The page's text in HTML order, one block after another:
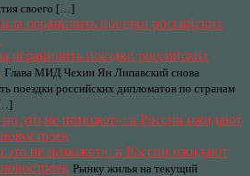
своего […]
ограничить поездки российских
Глава МИД Чехии Ян Липавский снова
поездки российских дипломатов по странам
это не поможет»: в России ожидают
Рынку жилья на текущий